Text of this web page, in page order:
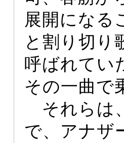
展開になる
と割り切り
呼ばれてい
その一曲で
それらは
で、アナザ